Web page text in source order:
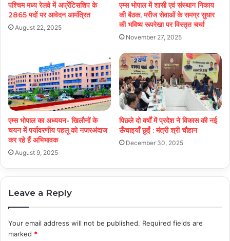
पश्चिम मध्य रेलवे में अप्रेंटिसशिप के
2865 पदों पर आवेदन आमंत्रित
August 22, 2025
एम्स भोपाल में शासी एवं संस्थान निकाय
की बैठक, मरीज सेवाओं के समग्र सुधार
की भविष्य रूपरेखा पर विस्तृत चर्चा
November 27, 2025
एम्स भोपाल का अध्ययन- खिलौनों के
चयन में पर्यावरणीय पहलू को नजरअंदाज
कर रहे हैं अभिभावक
August 9, 2025
पिछले दो वर्षों में प्रदेश ने विकास की नई
ऊँचाइयाँ छुईं : मंत्री श्री चौहान
December 30, 2025
Leave a Reply
Your email address will not be published. Required fields are
marked *